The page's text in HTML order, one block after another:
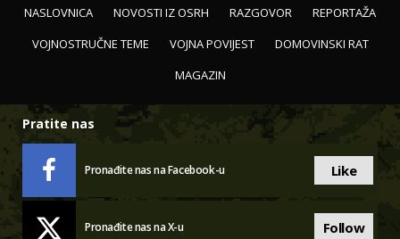
NASLOVNICA NOVOSTI IZ OSRH RAZGOVOR
REPORTAŽA
VOJNOSTRUČNE TEME
VOJNA POVIJEST
DOMOVINSKI RAT
MAGAZIN
Pratite nas
Pronađite nas na Facebook-u Like
Pronađite nas na X-u Follow